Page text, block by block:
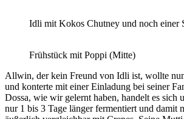
Idli mit Kokos Chutney und noch einer
Frühstück mit Poppi (Mitte)
Allwin, der kein Freund von Idli ist, wollte
und konterte mit einer Einladung bei seiner
Dossa, wie wir gelernt haben, handelt es sich
nur 1 bis 3 Tage länger fermentiert und damit